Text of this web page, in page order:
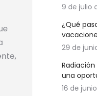
9 de julio
¿Qué
29 de
una
16 de